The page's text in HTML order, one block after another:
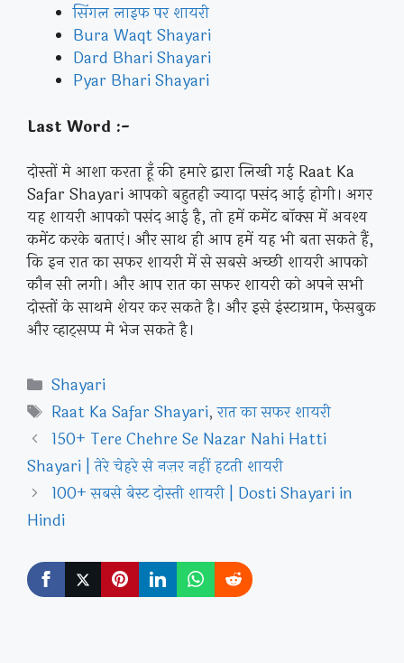
सिंगल लाइफ पर शायरी
Bura Waqt Shayari
Dard Bhari Shayari
Pyar Bhari Shayari
Last Word :-
दोस्तों मे आशा करता हूँ की हमारे द्वारा लिखी गई Raat Ka
Safar Shayari आपको बहुतही ज्यादा पसंद आई होगी। अगर
यह शायरी आपको पसंद आई है, तो हमें कमेंट बॉक्स में अवश्य
कमेंट करके बताएं। और साथ ही आप हमें यह भी बता सकते हैं,
कि इन रात का सफर शायरी में से सबसे अच्छी शायरी आपको
कौन सी लगी। और आप रात का सफर शायरी को अपने सभी
दोस्तों के साथमे शेयर कर सकते है। और इसे इंस्टाग्राम, फेसबुक
और व्हाट्सप्प मे भेज सकते है।
Categories
Shayari
Tags
Raat Ka Safar Shayari,रात का सफर शायरी
150+ Tere Chehre Se Nazar Nahi Hatti
Shayari | तेरे चेहरे से नज़र नहीं हटती शायरी
100+ सबसे बेस्ट दोस्ती शायरी | Dosti Shayari in
Hindi